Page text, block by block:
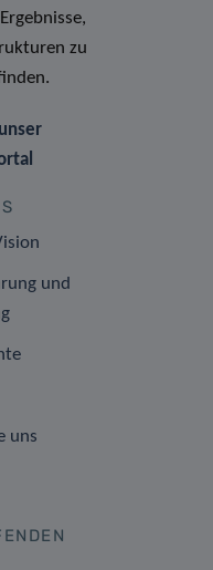
zu
und
uns